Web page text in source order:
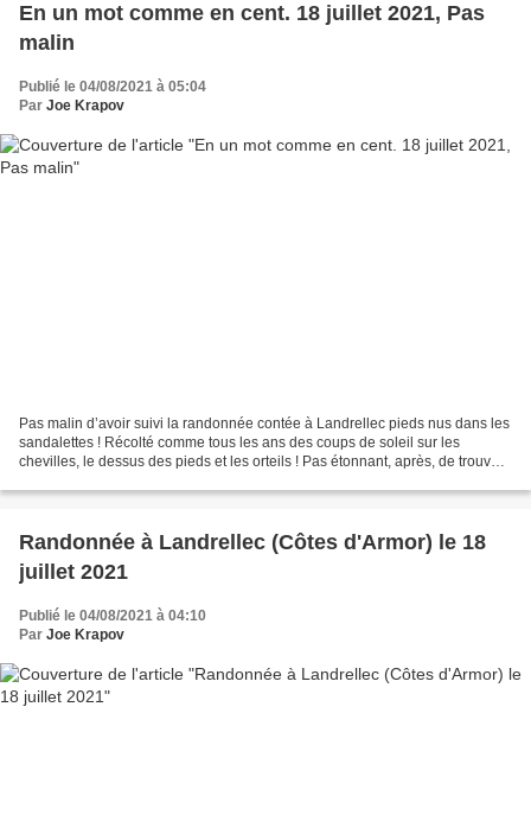
En un mot comme en cent. 18 juillet 2021, Pas
malin
Publié le 04/08/2021 à 05:04
Par Joe Krapov
Pas malin d’avoir suivi la randonnée contée à Landrellec pieds nus dans les
sandalettes ! Récolté comme tous les ans des coups de soleil sur les
chevilles, le dessus des pieds et les orteils ! Pas étonnant, après, de trouver
Randonnée à Landrellec (Côtes d'Armor) le 18
juillet 2021
Publié le 04/08/2021 à 04:10
Par Joe Krapov